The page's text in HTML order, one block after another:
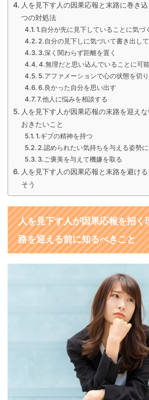
人を見下す人の因果応報と末路に巻き
つの対処法
1.自分が先に見下していることに気づく
2.自分の見下しに気づいて書き出して
3.深く関わらず距離を置く
4.無理だと思い込んでいることに可
5.アファメーションで心の状態を切
6.良かった自分を思い出す
7.他人に悩みを相談する
人を見下す人が因果応報の末路を迎え
おきたいこと
1.ギブの精神を持つ
2.認められたい気持ちを与える姿勢
3.ご褒美を与えて機嫌を取る
人を見下す人の因果応報と末路を避け
そう
人を見下す人が因果応報を招く
路を迎える前に知るべきこと